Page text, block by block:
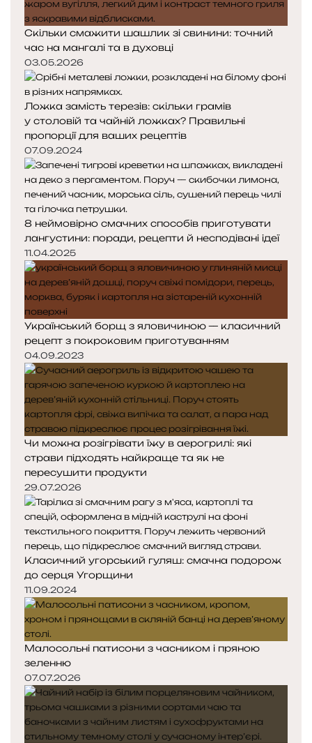
Скільки смажити шашлик зі свинини: точний
час на мангалі та в духовці
03.05.2026
Ложка замість терезів: скільки грамів
у столовій та чайній ложках? Правильні
пропорції для ваших рецептів
07.09.2024
8 неймовірно смачних способів приготувати
лангустини: поради, рецепти й несподівані ідеї
11.04.2025
Український борщ з яловичиною — класичний
рецепт з покроковим приготуванням
04.09.2023
Чи можна розігрівати їжу в аерогрилі: які
страви підходять найкраще та як не
пересушити продукти
29.07.2026
Класичний угорський гуляш: смачна подорож
до серця Угорщини
11.09.2024
Малосольні патисони з часником і пряною
зеленню
07.07.2026